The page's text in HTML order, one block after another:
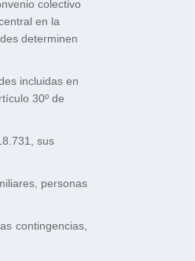
colectivo
en la
determinen
incluidas en
30º de
sus
personas
contingencias,